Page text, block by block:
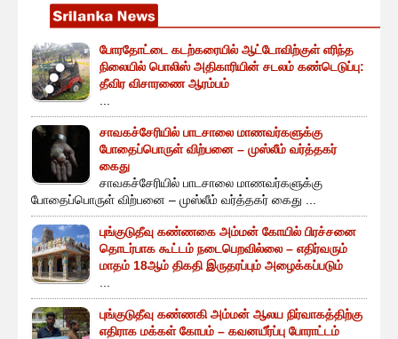
போரதோட்டை கடற்கரையில் ஆட்டோவிற்குள் எரிந்த
நிலையில் பொலிஸ் அதிகாரியின் சடலம் கண்டெடுப்பு:
தீவிர விசாரணை ஆரம்பம்
சாவகச்சேரியில் பாடசாலை மாணவர்களுக்கு
போதைப்பொருள் விற்பனை – முஸ்லீம் வர்த்தகர்
கைது
சாவகச்சேரியில் பாடசாலை மாணவர்களுக்கு
போதைப்பொருள் விற்பனை – முஸ்லீம் வர்த்தகர் கைது ...
புங்குடுதீவு கண்ணகை அம்மன் கோயில் பிரச்சனை
தொடர்பாக கூட்டம் நடைபெறவில்லை – எதிர்வரும்
மாதம் 18ஆம் திகதி இருதரப்பும் அழைக்கப்படும்
புங்குடுதீவு கண்ணகி அம்மன் ஆலய நிர்வாகத்திற்கு
எதிராக மக்கள் கோபம் – கவனயீர்ப்பு போராட்டம்